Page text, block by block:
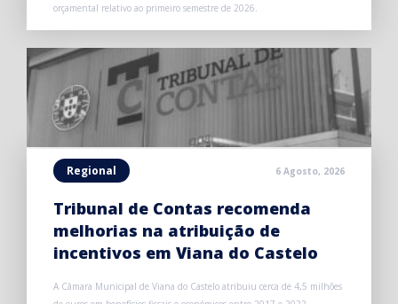
orçamental relativo ao primeiro semestre de 2026.
Regional 6 Agosto, 2026
Tribunal de Contas recomenda
melhorias na atribuição de
incentivos em Viana do Castelo
A Câmara Municipal de Viana do Castelo atribuiu cerca de 4,5 milhões